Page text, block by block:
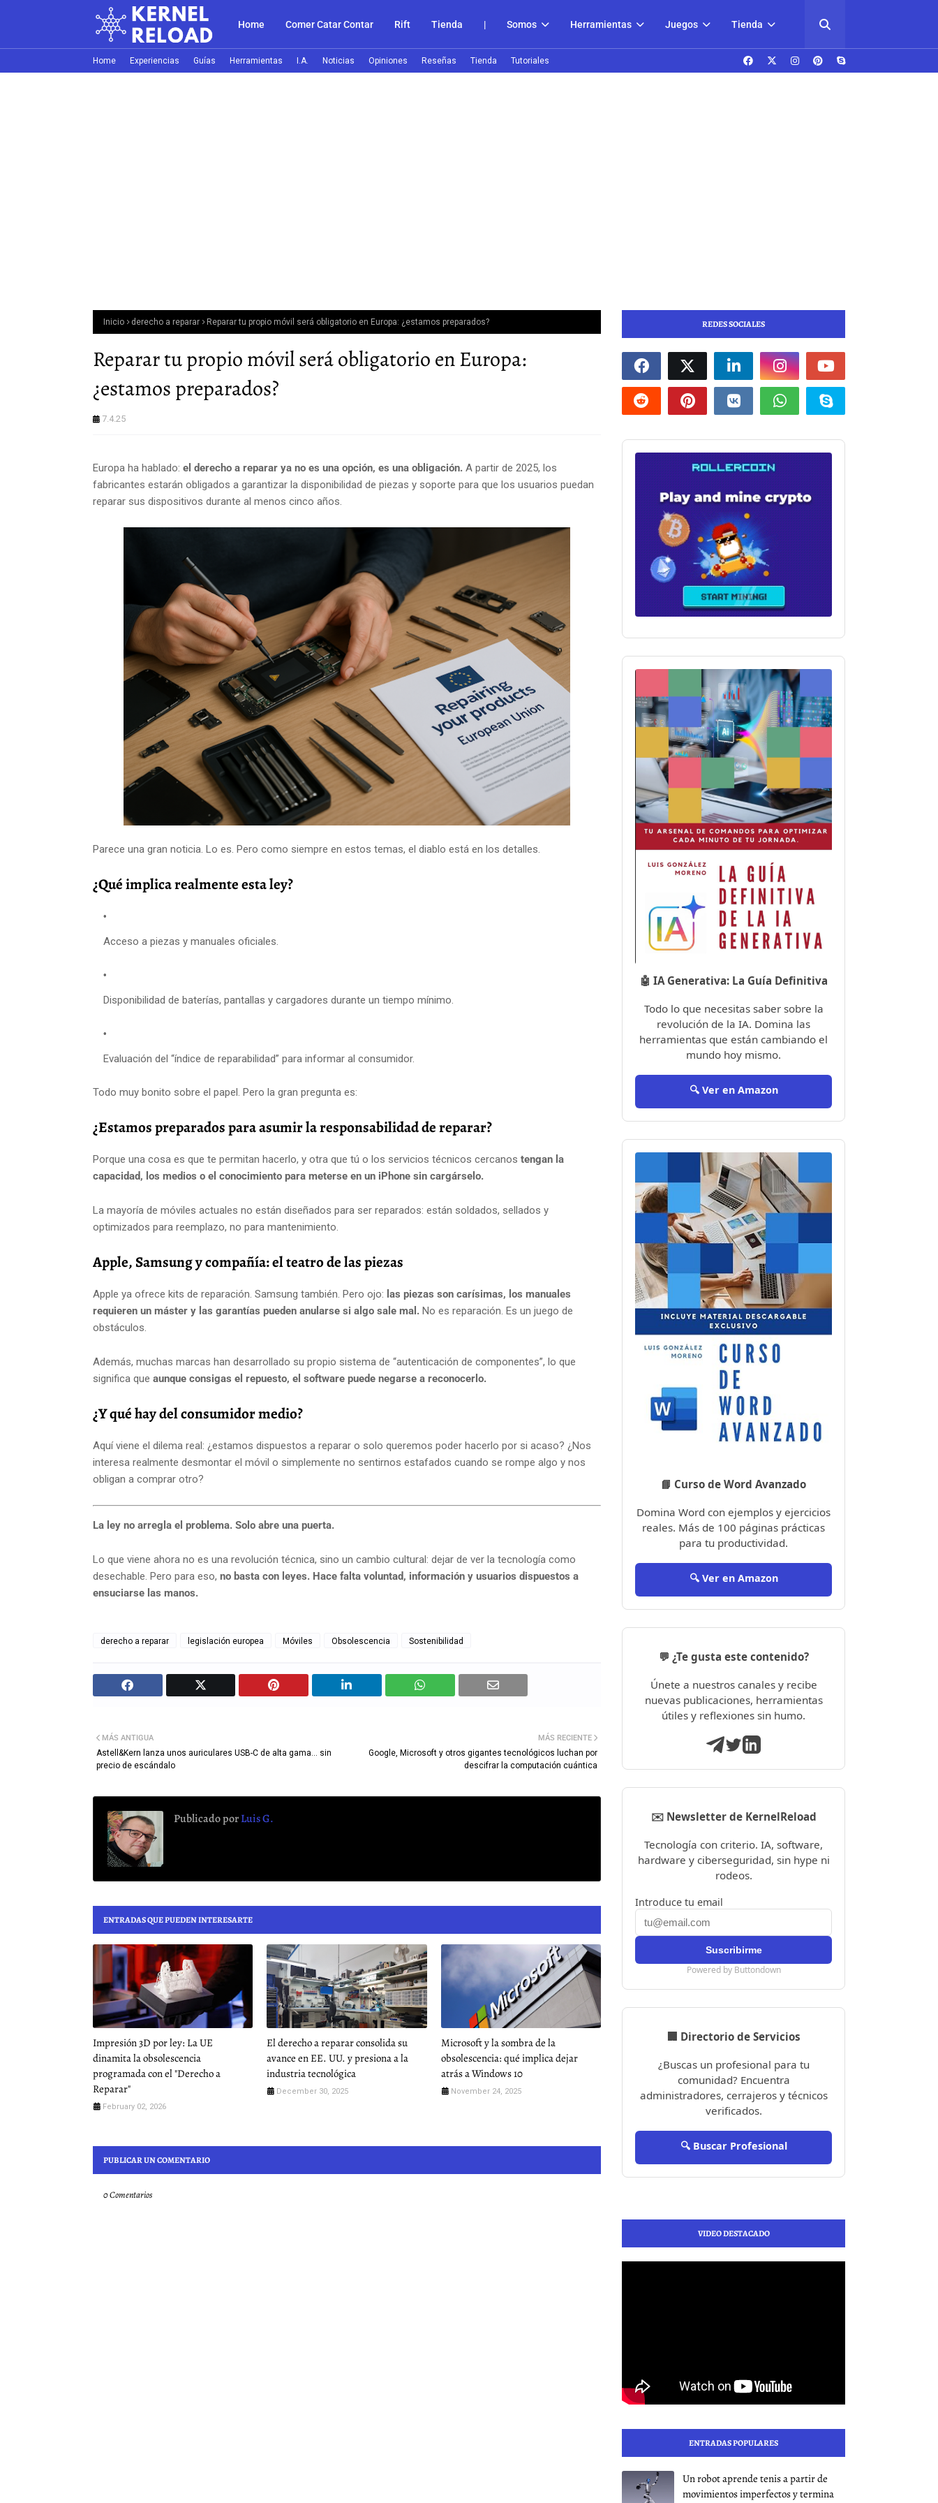
Home Comer Catar Contar Rift Tienda | Somos Herramientas Juegos Tienda
Home Experiencias Guías Herramientas I.A. Noticias Opiniones Reseñas Tienda Tutoriales
Inicio derecho a reparar Reparar tu propio móvil será obligatorio en Europa: ¿estamos preparados?
Reparar tu propio móvil será obligatorio en Europa:
¿estamos preparados?
7.4.25
Europa ha hablado: el derecho a reparar ya no es una opción, es una obligación. A partir de 2025, los
fabricantes estarán obligados a garantizar la disponibilidad de piezas y soporte para que los usuarios puedan
reparar sus dispositivos durante al menos cinco años.
Parece una gran noticia. Lo es. Pero como siempre en estos temas, el diablo está en los detalles.
¿Qué implica realmente esta ley?
Acceso a piezas y manuales oficiales.
Disponibilidad de baterías, pantallas y cargadores durante un tiempo mínimo.
Evaluación del “índice de reparabilidad” para informar al consumidor.
Todo muy bonito sobre el papel. Pero la gran pregunta es:
¿Estamos preparados para asumir la responsabilidad de reparar?
Porque una cosa es que te permitan hacerlo, y otra que tú o los servicios técnicos cercanos tengan la
capacidad, los medios o el conocimiento para meterse en un iPhone sin cargárselo.
La mayoría de móviles actuales no están diseñados para ser reparados: están soldados, sellados y
optimizados para reemplazo, no para mantenimiento.
Apple, Samsung y compañía: el teatro de las piezas
Apple ya ofrece kits de reparación. Samsung también. Pero ojo: las piezas son carísimas, los manuales
requieren un máster y las garantías pueden anularse si algo sale mal. No es reparación. Es un juego de
obstáculos.
Además, muchas marcas han desarrollado su propio sistema de “autenticación de componentes”, lo que
significa que aunque consigas el repuesto, el software puede negarse a reconocerlo.
¿Y qué hay del consumidor medio?
Aquí viene el dilema real: ¿estamos dispuestos a reparar o solo queremos poder hacerlo por si acaso? ¿Nos
interesa realmente desmontar el móvil o simplemente no sentirnos estafados cuando se rompe algo y nos
obligan a comprar otro?
La ley no arregla el problema. Solo abre una puerta.
Lo que viene ahora no es una revolución técnica, sino un cambio cultural: dejar de ver la tecnología como
desechable. Pero para eso, no basta con leyes. Hace falta voluntad, información y usuarios dispuestos a
ensuciarse las manos.
derecho a reparar legislación europea Móviles Obsolescencia Sostenibilidad
MÁS RECIENTE
Google, Microsoft y otros gigantes tecnológicos luchan por
descifrar la computación cuántica
MÁS ANTIGUA
Astell&Kern lanza unos auriculares USB-C de alta gama… sin
precio de escándalo
Publicado porLuis G.
ENTRADAS QUE PUEDEN INTERESARTE
Impresión 3D por ley: La UE
dinamita la obsolescencia
programada con el "Derecho a
Reparar"
February 02, 2026
El derecho a reparar consolida su
avance en EE. UU. y presiona a la
industria tecnológica
December 30, 2025
Microsoft y la sombra de la
obsolescencia: qué implica dejar
atrás a Windows 10
November 24, 2025
PUBLICAR UN COMENTARIO
0 Comentarios
REDES SOCIALES
🤖 IA Generativa: La Guía Definitiva
Todo lo que necesitas saber sobre la
revolución de la IA. Domina las
herramientas que están cambiando el
mundo hoy mismo.
🔍 Ver en Amazon
📘 Curso de Word Avanzado
Domina Word con ejemplos y ejercicios
reales. Más de 100 páginas prácticas
para tu productividad.
🔍 Ver en Amazon
💬 ¿Te gusta este contenido?
Únete a nuestros canales y recibe
nuevas publicaciones, herramientas
útiles y reflexiones sin humo.
✉️ Newsletter de KernelReload
Tecnología con criterio. IA, software,
hardware y ciberseguridad, sin hype ni
rodeos.
Introduce tu email
Powered by Buttondown
🏢 Directorio de Servicios
¿Buscas un profesional para tu
comunidad? Encuentra
administradores, cerrajeros y técnicos
verificados.
🔍 Buscar Profesional
VIDEO DESTACADO
ENTRADAS POPULARES
Un robot aprende tenis a partir de
movimientos imperfectos y termina